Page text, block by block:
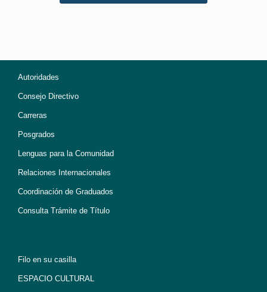
Autoridades
Consejo Directivo
Carreras
Posgrados
Lenguas para la Comunidad
Relaciones Internacionales
Coordinación de Graduados
Consulta Trámite de Título
Filo en su casilla
ESPACIO CULTURAL